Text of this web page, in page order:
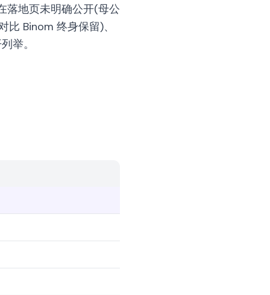
落地页未明确公开(母公
Binom 终身保留)、
举。